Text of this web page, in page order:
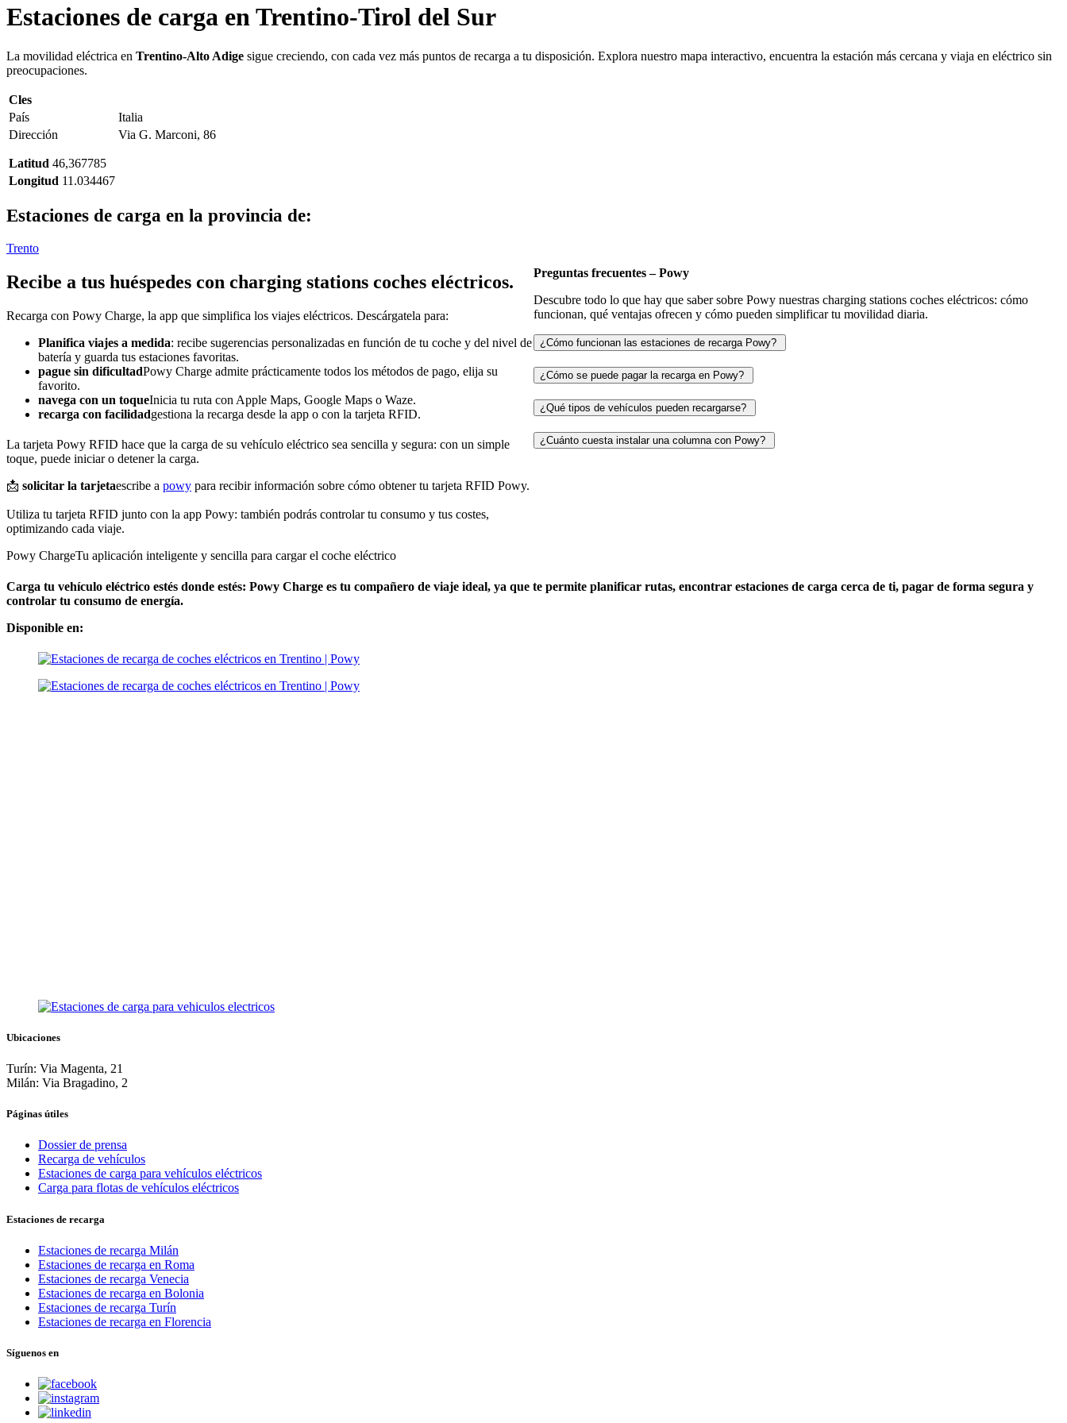
Estaciones de carga enTrentino-Tirol del Sur
La movilidad eléctrica en Trentino-Alto Adige sigue creciendo, con cada vez más puntos de recarga a tu disposición. Explora nuestro mapa interactivo, encuentra la estación más cercana y viaja en eléctrico sin
preocupaciones.
Cles
País
Italia
Dirección
Via G. Marconi, 86
Latitud 46,367785
Longitud 11.034467
Estaciones de carga en la provincia de:
Trento
Recibe a tus huéspedes con charging stations coches eléctricos.
Recarga con Powy Charge, la app que simplifica los viajes eléctricos. Descárgatela para:
Planifica viajes a medida: recibe sugerencias personalizadas en función de tu coche y del nivel de
batería y guarda tus estaciones favoritas.
pague sin dificultadPowy Charge admite prácticamente todos los métodos de pago, elija su
favorito.
navega con un toqueInicia tu ruta con Apple Maps, Google Maps o Waze.
recarga con facilidadgestiona la recarga desde la app o con la tarjeta RFID.
La tarjeta Powy RFID hace que la carga de su vehículo eléctrico sea sencilla y segura: con un simple
toque, puede iniciar o detener la carga.
📩 solicitar la tarjetaescribe a powy para recibir información sobre cómo obtener tu tarjeta RFID Powy.
Utiliza tu tarjeta RFID junto con la app Powy: también podrás controlar tu consumo y tus costes,
optimizando cada viaje.
Preguntas frecuentes – Powy
Descubre todo lo que hay que saber sobre Powy nuestras charging stations coches eléctricos: cómo
funcionan, qué ventajas ofrecen y cómo pueden simplificar tu movilidad diaria.
¿Cómo funcionan las estaciones de recarga Powy?
¿Cómo se puede pagar la recarga en Powy?
¿Qué tipos de vehículos pueden recargarse?
¿Cuánto cuesta instalar una columna con Powy?
Powy ChargeTu aplicación inteligente y sencilla para cargar el coche eléctrico
Carga tu vehículo eléctrico estés donde estés: Powy Charge es tu compañero de viaje ideal, ya que te permite planificar rutas, encontrar estaciones de carga cerca de ti, pagar de forma segura y
controlar tu consumo de energía.
Disponible en:
Ubicaciones
Turín: Via Magenta, 21
Milán: Via Bragadino, 2
Páginas útiles
Dossier de prensa
Recarga de vehículos
Estaciones de carga para vehículos eléctricos
Carga para flotas de vehículos eléctricos
Estaciones de recarga
Estaciones de recarga Milán
Estaciones de recarga en Roma
Estaciones de recarga Venecia
Estaciones de recarga en Bolonia
Estaciones de recarga Turín
Estaciones de recarga en Florencia
Síguenos en